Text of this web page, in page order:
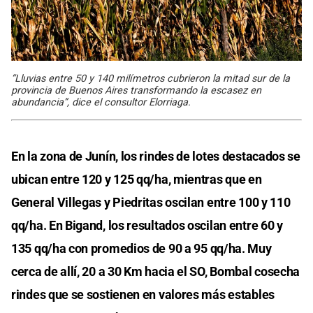
“Lluvias entre 50 y 140 milímetros cubrieron la mitad sur de la
provincia de Buenos Aires transformando la escasez en
abundancia”, dice el consultor Elorriaga.
En la zona de Junín, los rindes de lotes destacados se
ubican entre 120 y 125 qq/ha, mientras que en
General Villegas y Piedritas oscilan entre 100 y 110
qq/ha. En Bigand, los resultados oscilan entre 60 y
135 qq/ha con promedios de 90 a 95 qq/ha. Muy
cerca de allí, 20 a 30 Km hacia el SO, Bombal cosecha
rindes que se sostienen en valores más estables